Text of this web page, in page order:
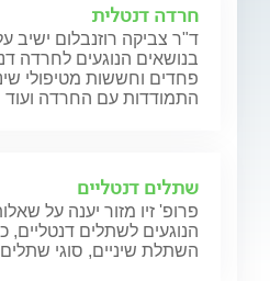
חרדה דנטלית
ד"ר צביקה רוזנבלום ישיב
בנושאים הנוגעים לחרדה
פחדים וחששות מטיפולי
התמודדות עם החרדה ועוד
שתלים דנטליים
פרופ' זיו מזור יענה על
הנוגעים לשתלים דנטליים,
השתלת שיניים, סוגי שתלים